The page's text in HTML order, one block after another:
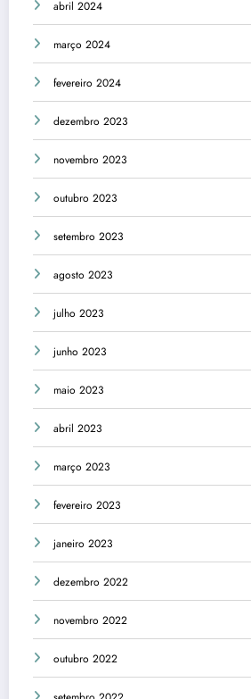
abril 2024
março 2024
fevereiro 2024
dezembro 2023
novembro 2023
outubro 2023
setembro 2023
agosto 2023
julho 2023
junho 2023
maio 2023
abril 2023
março 2023
fevereiro 2023
janeiro 2023
dezembro 2022
novembro 2022
outubro 2022